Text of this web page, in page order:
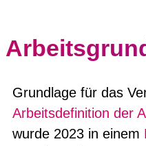
Grundlage für das
Arbeitsdefinition der
wurde 2023 in einem